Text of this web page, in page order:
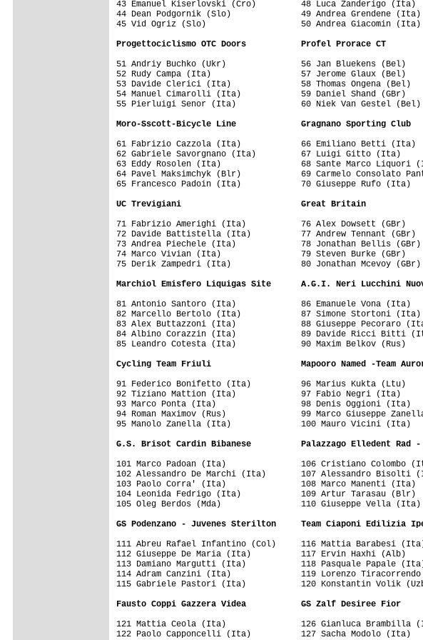
43 Emanuel Kiserlovski (Cro)         48 Luca Zanderigo (Ita)
44 Dean Podgornik (Slo)              49 Andrea Grendene (Ita)
45 Vid Ogriz (Slo)                   50 Andrea Giacomin (Ita)
Progettociclismo OTC Doors           Profel Prorace CT
51 Andriy Buchko (Ukr)               56 Jan Bluekens (Bel)
52 Rudy Campa (Ita)                  57 Jerome Glaux (Bel)
53 Davide Clerici (Ita)              58 Thomas Ongena (Bel)
54 Manuel Cimarolli (Ita)            59 Daniel Shand (GBr)
55 Pierluigi Senor (Ita)             60 Niek Van Gestel (Bel)
Moro-Sscott-Bicycle Line             Gragnano Sporting Club
61 Fabrizio Cazzola (Ita)            66 Emiliano Betti (Ita)
62 Gabriele Savorgnano (Ita)         67 Luigi Gitto (Ita)
63 Eddy Rosolen (Ita)                68 Sante Marco Liquori
64 Pavel Maksimchyk (Blr)            69 Carmelo Consolato
65 Francesco Padoin (Ita)            70 Giuseppe Rufo (Ita)
UC Trevigiani                        Great Britain
71 Fabrizio Amerighi (Ita)           76 Alex Dowsett (GBr)
72 Davide Battistella (Ita)          77 Andrew Tennant (GBr)
73 Andrea Piechele (Ita)             78 Jonathan Bellis (GBr)
74 Marco Vivian (Ita)                79 Steven Burke (GBr)
75 Derik Zampedri (Ita)              80 Jonathan Mcevoy (GBr)
Marchiol Emisfero Liquigas Site      A.G.I. Neri Lucchini
81 Antonio Santoro (Ita)             86 Emanuele Vona (Ita)
82 Marcello Bertolo (Ita)            87 Simone Stortoni (Ita)
83 Alex Buttazzoni (Ita)             88 Giuseppe Pecoraro
84 Albino Corazzin (Ita)             89 Davide Ricci Bitti
85 Leandro Cotesta (Ita)             90 Maxim Belkov (Rus)
Cycling Team Friuli                  Mapooro Named -Team
91 Federico Bonifetto (Ita)          96 Marius Kukta (Ltu)
92 Tiziano Mattion (Ita)             97 Fabio Negri (Ita)
93 Marco Ponta (Ita)                 98 Denis Oggioni (Ita)
94 Roman Maximov (Rus)               99 Marco Giuseppe
95 Manolo Zanella (Ita)              100 Mauro Vicini (Ita)
G.S. Brisot Cardin Bibanese          Palazzago Elledent Rad
101 Marco Padoan (Ita)               106 Cristiano Colombo
102 Alessandro De Marchi (Ita)       107 Alessandro Bisolti
103 Paolo Corra' (Ita)               108 Marco Manenti (Ita)
104 Leonida Fedrigo (Ita)            109 Artur Tarasau (Blr)
105 Oleg Berdos (Mda)                110 Giuseppe Vella (Ita)
GS Podenzano - Juvenes Sterilton     Team Ciaponi Edilizia
111 Abreu Rafael Infantino (Col)     116 Mattia Barabesi
112 Giuseppe De Maria (Ita)          117 Ervin Haxhi (Alb)
113 Damiano Margutti (Ita)           118 Pasquale Papale
114 Adram Canzini (Ita)              119 Lorenzo
115 Gabriele Pastori (Ita)           120 Konstantin Volik
Fausto Coppi Gazzera Videa           GS Zalf Desiree Fior
121 Mattia Ceola (Ita)               126 Gianluca Brambilla
122 Paolo Capponcelli (Ita)          127 Sacha Modolo (Ita)